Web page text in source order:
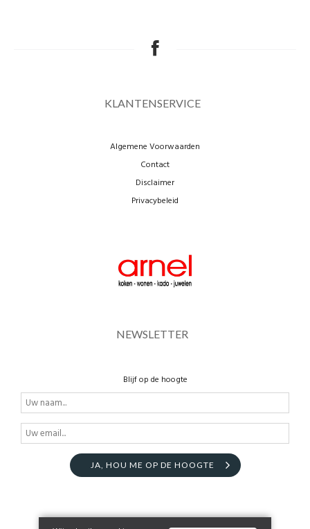
KLANTENSERVICE
Algemene Voorwaarden
Contact
Disclaimer
Privacybeleid
NEWSLETTER
Blijf op de hoogte
JA, HOU ME OP DE HOOGTE